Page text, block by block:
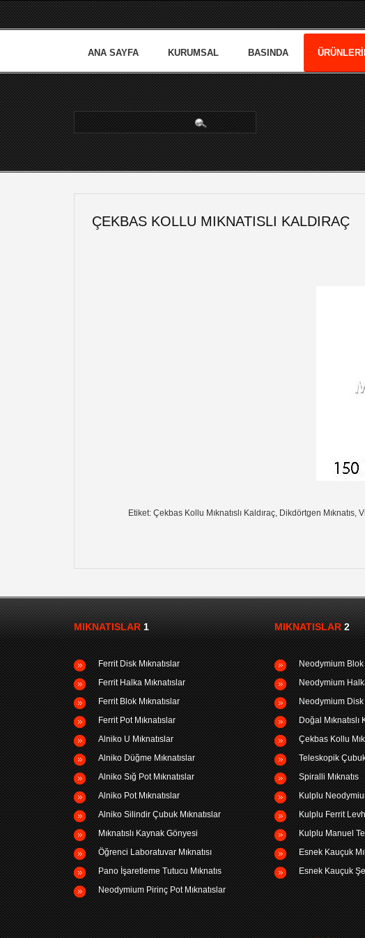
ANA SAYFA KURUMSAL BASINDA
arama...
ÇEKBAS KOLLU MIKNATISLI KALDIRAÇ
Etiket: Çekbas Kollu Mıknatıslı Kaldıraç, Dikdörtgen Mıknatıs,
MIKNATISLAR1
Ferrit Disk Mıknatıslar
Ferrit Halka Mıknatıslar
Ferrit Blok Mıknatıslar
Ferrit Pot Mıknatıslar
Alniko U Mıknatıslar
Alniko Düğme Mıknatıslar
Alniko Sığ Pot Mıknatıslar
Alniko Pot Mıknatıslar
Alniko Silindir Çubuk Mıknatıslar
Mıknatıslı Kaynak Gönyesi
Öğrenci Laboratuvar Mıknatısı
Pano İşaretleme Tutucu Mıknatıs
Neodymium Pirinç Pot Mıknatıslar
MIKNATISLAR2
Neodymium Blok
Neodymium
Neodymium Disk
Doğal
Çekbas Kollu
Teleskopik Çubuk
Spiralli Mıknatıs
Kulplu
Kulplu Ferrit
Kulplu Manuel
Esnek Kauçuk
Esnek Kauçuk